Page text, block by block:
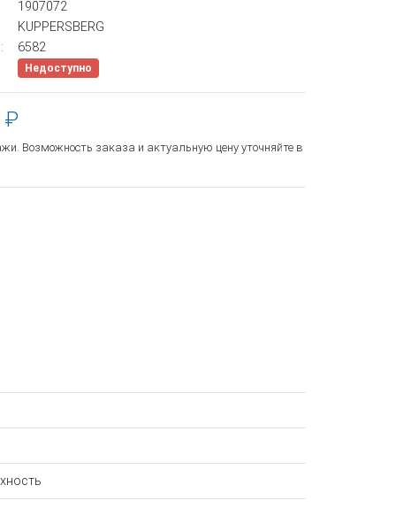
1907072
KUPPERSBERG
6582
Недоступно
₽
Возможность заказа и актуальную цену уточняйте в